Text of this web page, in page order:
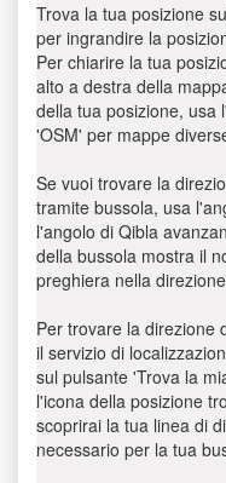
Trova la tua posizione
per ingrandire la
Per chiarire la tua
alto a destra della
della tua posizione, usa
'OSM' per mappe
Se vuoi trovare la
tramite bussola, usa
l'angolo di Qibla
della bussola mostra il
preghiera nella
Per trovare la direzione
il servizio di
sul pulsante 'Trova la
l'icona della posizione
scoprirai la tua linea di
necessario per la tua